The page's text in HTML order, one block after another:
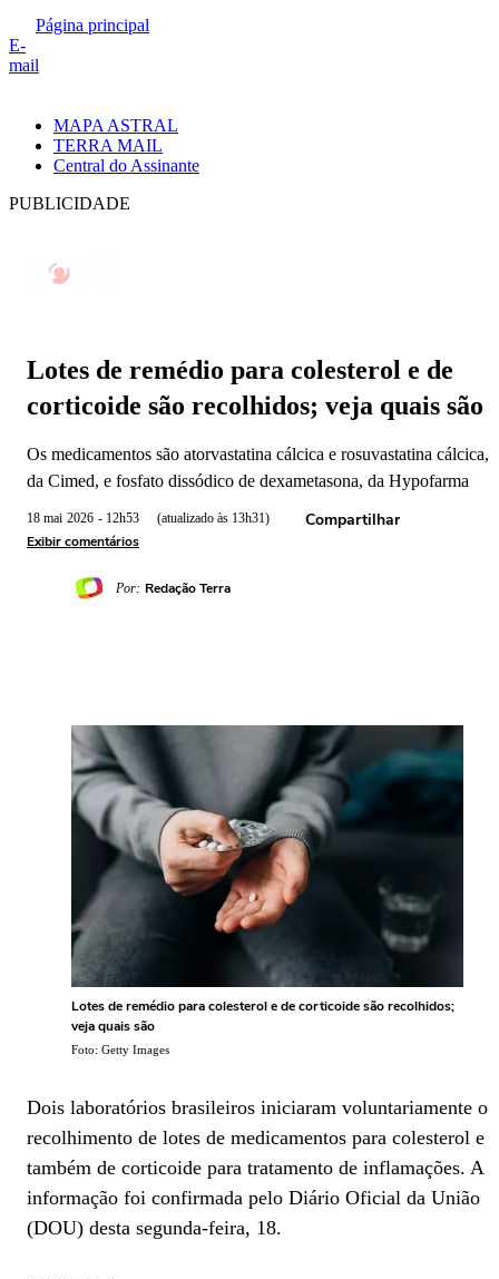
Página principal
E-
mail
MAPA ASTRAL
TERRA MAIL
Central do Assinante
PUBLICIDADE
Lotes de remédio para colesterol e de
corticoide são recolhidos; veja quais são
Os medicamentos são atorvastatina cálcica e rosuvastatina cálcica,
da Cimed, e fosfato dissódico de dexametasona, da Hypofarma
18 mai 2026 - 12h53 (atualizado às 13h31) Compartilhar
Exibir comentários
Por: Redação Terra
Lotes de remédio para colesterol e de corticoide são recolhidos;
veja quais são
Foto: Getty Images
Dois laboratórios brasileiros iniciaram voluntariamente o
recolhimento de lotes de medicamentos para colesterol e
também de corticoide para tratamento de inflamações. A
informação foi confirmada pelo Diário Oficial da União
(DOU) desta segunda-feira, 18.